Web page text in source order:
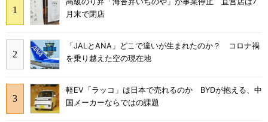
月末で閉店
「JALとANA」どこで違いが生まれたのか？ コロナ禍
を乗り越えた空の現在地
軽EV「ラッコ」は日本で売れるのか BYDが抱える、中
国メーカーならではの課題